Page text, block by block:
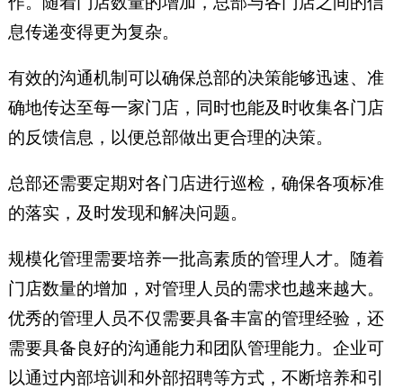
息传递变得更为复杂。
有效的沟通机制可以确保总部的决策能够迅速、准
确地传达至每一家门店，同时也能及时收集各门店
的反馈信息，以便总部做出更合理的决策。
总部还需要定期对各门店进行巡检，确保各项标准
的落实，及时发现和解决问题。
规模化管理需要培养一批高素质的管理人才。随着
门店数量的增加，对管理人员的需求也越来越大。
优秀的管理人员不仅需要具备丰富的管理经验，还
需要具备良好的沟通能力和团队管理能力。企业可
以通过内部培训和外部招聘等方式，不断培养和引